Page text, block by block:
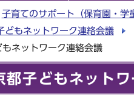
子育てのサポート（保育園・学
どもネットワーク連絡会議
ネットワーク連絡会議
子どもネットワ